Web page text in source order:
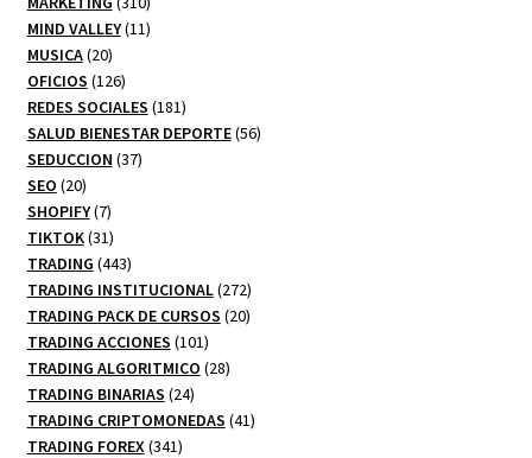
productos
MIND VALLEY 1111
MUSICA 2020
productos
OFICIOS 126126
productos
REDES SOCIALES 181181
productos
SALUD BIENESTAR DEPORTE 5656
SEDUCCION 3737
SEO 2020
productos
SHOPIFY 77
productos
TIKTOK 3131
productos
TRADING 443443
productos
TRADING INSTITUCIONAL 272272
productos
TRADING PACK DE CURSOS 2020
TRADING ACCIONES 101101
productos
TRADING ALGORITMICO 2828
TRADING BINARIAS 2424
productos
TRADING CRIPTOMONEDAS 4141
TRADING FOREX 341341